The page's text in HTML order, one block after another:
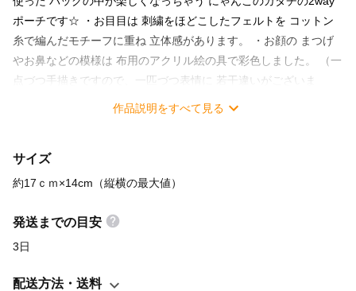
ポーチです☆ ・お目目は 刺繍をほどこしたフェルトを コットン
糸で編んだモチーフに重ね 立体感があります。 ・お顔の まつげ
やお鼻などの模様は 布用のアクリル絵の具で彩色しました。 （一
点づつ手描きですので、一匹づつ表情に 若干違いがございま
す。） ・前面 フックで開けしめ☆ おくちがぱっくり開くので テ
ナーの持ち手になっていますので 持ちやすく、開け閉めしやすい
お作りです。 アクセサリーや、交通系ICカード、お薬など の収納
地を使っています☆ お手元に届きましたら ぜひ、 チラッと覗い
てみてくださいね。 ---------------------------------------------------------
フェルトほか サイズ：約17ｃｍ×14cm（縦横の最大値） -----------
作品説明をすべて見る
サイズ
約17ｃｍ×14cm（縦横の最大値）
発送までの目安
3日
配送方法・送料